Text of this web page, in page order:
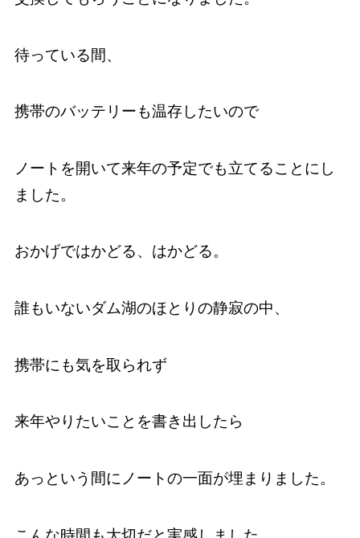
待っている間、
携帯のバッテリーも温存したいので
ノートを開いて来年の予定でも立てることにし
ました。
おかげではかどる、はかどる。
誰もいないダム湖のほとりの静寂の中、
携帯にも気を取られず
来年やりたいことを書き出したら
あっという間にノートの一面が埋まりました。